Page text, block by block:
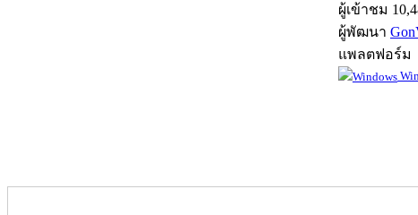
ผู้เข้าชม
ผู้พัฒนา
แพลตฟอร์ม